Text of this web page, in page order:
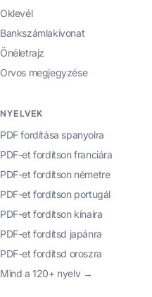
Oklevél
Bankszámlakivonat
Önéletrajz
Orvos megjegyzése
NYELVEK
PDF fordítása spanyolra
PDF-et fordítson franciára
PDF-et fordítson németre
PDF-et fordítson portugál
PDF-et fordítson kínaira
PDF-et fordítsd japánra
PDF-et fordítsd oroszra
Mind a 120+ nyelv →